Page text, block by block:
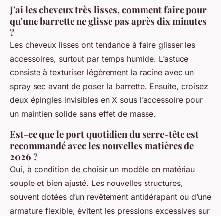
J'ai les cheveux très lisses, comment faire pour
qu'une barrette ne glisse pas après dix minutes
?
Les cheveux lisses ont tendance à faire glisser les
accessoires, surtout par temps humide. L’astuce
consiste à texturiser légèrement la racine avec un
spray sec avant de poser la barrette. Ensuite, croisez
deux épingles invisibles en X sous l’accessoire pour
un maintien solide sans effet de masse.
Est-ce que le port quotidien du serre-tête est
recommandé avec les nouvelles matières de
2026 ?
Oui, à condition de choisir un modèle en matériau
souple et bien ajusté. Les nouvelles structures,
souvent dotées d’un revêtement antidérapant ou d’une
armature flexible, évitent les pressions excessives sur